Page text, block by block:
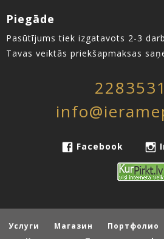
Piegāde
Pasūtījums tiek izgatavots 2-3
Tavas veiktās priekšapmaksas
Facebook
Услуги Магазин Портфолио